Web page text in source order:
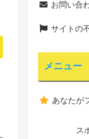
お問い合
サイトの
メニュー
あなたが
ス